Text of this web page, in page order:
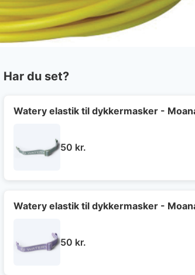
Har du set?
Watery elastik til dykkermasker -
50 kr.
Watery elastik til dykkermasker -
50 kr.